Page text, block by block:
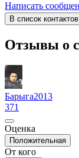
Написать
В список контактов
Отзывы о
Барыга2013
371
Оценка
Положительная
От кого